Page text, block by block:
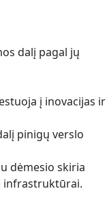
dalį pagal jų
į inovacijas ir
pinigų verslo
dėmesio skiria
infrastruktūrai.